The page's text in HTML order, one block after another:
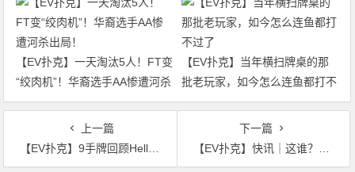
图再添40人
【EV扑克】一天淘汰5人！FT变
“绞肉机”！华裔选手AA惨遭河杀
出局！
【EV扑克】当年横扫牌桌的那
批老玩家，如今怎么连鱼都打不
过了
上一篇
【EV扑克】9手牌回顾Hellmuth是如何快速输掉160万美元单挑赛的
下一篇
【EV扑克】快讯｜这谁？丹牛改名了？！作弊案Robbie暗示将回归HCL直播